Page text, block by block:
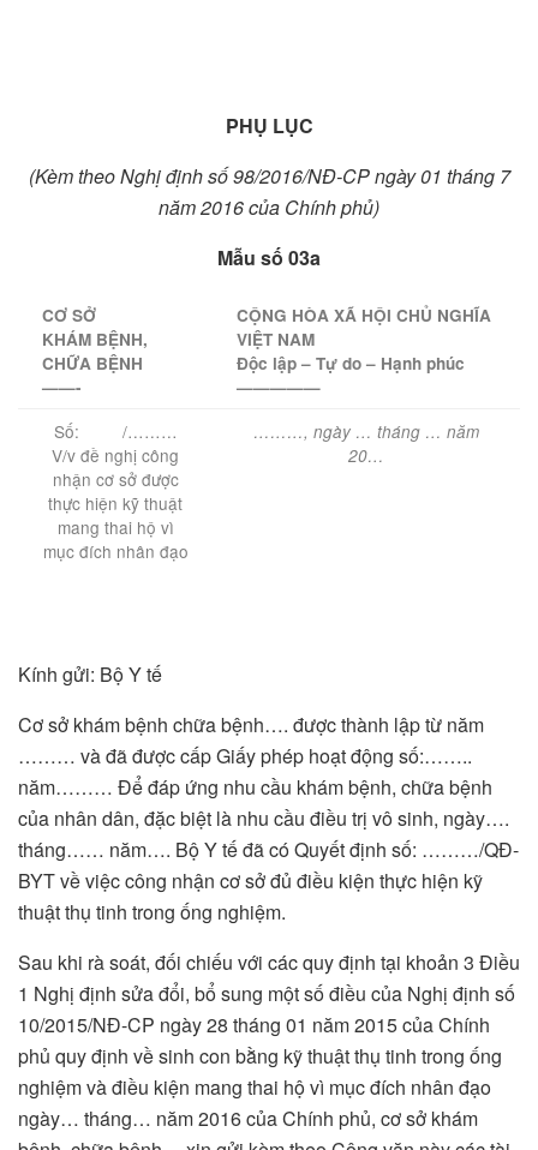
PHỤ LỤC
(Kèm theo Nghịđịnh số98/2016/NĐ-CPngày 01 tháng 7
năm 2016 của Chính phủ)
Mẫu số 03a
CƠ SỞ
KHÁM BỆNH,
CHỮA BỆNH
——-
CỘNG HÒA XÃ HỘI CHỦ NGHĨA
VIỆT NAM
Độc lập – Tự do – Hạnh phúc
—————
Số: /………
V/v đề nghị công
nhận cơ sở được
thực hiện kỹ thuật
mang thai hộ vì
mục đích nhân đạo
………, ngày … tháng … năm
20…
Kính gửi: Bộ Y tế
Cơ sở khám bệnh chữa bệnh…. được thành lập từ năm
……… và đã được cấp Giấy phép hoạt động số:……..
năm……… Để đáp ứng nhu cầu khám bệnh, chữa bệnh
của nhân dân, đặc biệt là nhu cầu điều trị vô sinh, ngày….
tháng…… năm…. Bộ Y tế đã có Quyết định số: ………/QĐ-
BYT về việc công nhận cơ sở đủ điều kiện thực hiện kỹ
thuật thụ tinh trong ống nghiệm.
Sau khi rà soát, đối chiếu với các quy định tại khoản 3 Điều
1 Nghị định sửa đổi, bổ sung một số điều của Nghị định số
10/2015/NĐ-CP ngày 28 tháng 01 năm 2015 của Chính
phủ quy định về sinh con bằng kỹ thuật thụ tinh trong ống
nghiệm và điều kiện mang thai hộ vì mục đích nhân đạo
ngày… tháng… năm 2016 của Chính phủ, cơ sở khám